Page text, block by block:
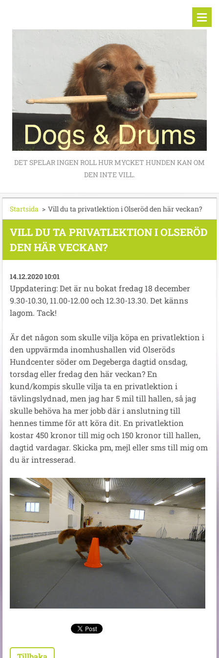
DET SPELAR INGEN ROLL HUR MYCKET HUNDEN KAN OM
DEN INTE VILL.
Startsida > Vill du ta privatlektion i Olseröd den här veckan?
VILL DU TA PRIVATLEKTION I OLSERÖD
DEN HÄR VECKAN?
14.12.2020 10:01
Uppdatering: Det är nu bokat fredag 18 december
9.30-10.30, 11.00-12.00 och 12.30-13.30. Det känns
lagom. Tack!
Är det någon som skulle vilja köpa en privatlektion i
den uppvärmda inomhushallen vid Olseröds
Hundcenter söder om Degeberga dagtid onsdag,
torsdag eller fredag den här veckan? En
kund/kompis skulle vilja ta en privatlektion i
tävlingslydnad, men jag har 5 mil till hallen, så jag
skulle behöva ha mer jobb där i anslutning till
hennes timme för att köra dit. En privatlektion
kostar 450 kronor till mig och 150 kronor till hallen,
dagtid vardagar. Skicka pm, mejl eller sms till mig om
du är intresserad.